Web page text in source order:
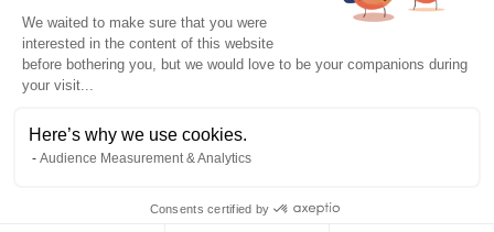
Diana MOURAO BALSA
Médecin Généraliste
We waited to make sure that you were
interested in the content of this website
before bothering you, but we would love to be your companions during
your visit...
Here’s why we use cookies.
Audience Measurement & Analytics
Consents certified by